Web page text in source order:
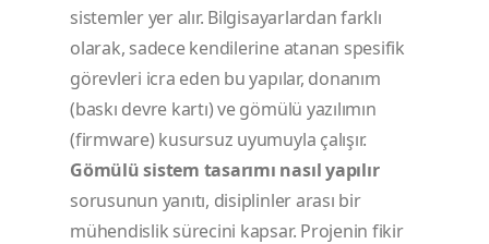
sistemler yer alır. Bilgisayarlardan farklı
olarak, sadece kendilerine atanan spesifik
görevleri icra eden bu yapılar, donanım
(baskı devre kartı) ve gömülü yazılımın
(firmware) kusursuz uyumuyla çalışır.
Gömülü sistem tasarımı nasıl yapılır
sorusunun yanıtı, disiplinler arası bir
mühendislik sürecini kapsar. Projenin fikir